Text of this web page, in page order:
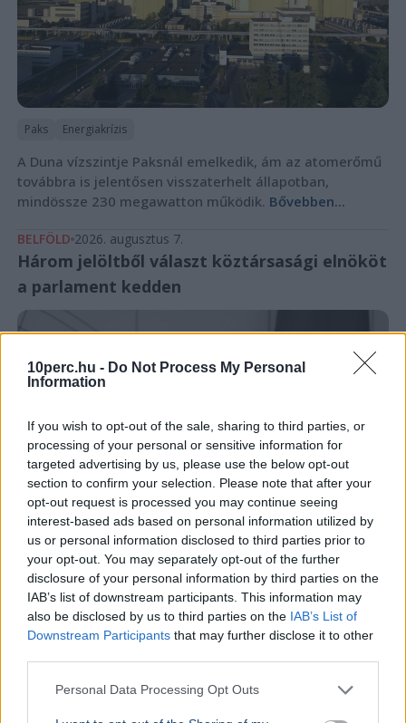
10perc.hu - Do Not Process My Personal
Information
If you wish to opt-out of the sale, sharing to third parties, or
processing of your personal or sensitive information for
targeted advertising by us, please use the below opt-out
section to confirm your selection. Please note that after your
opt-out request is processed you may continue seeing
interest-based ads based on personal information utilized by
us or personal information disclosed to third parties prior to
your opt-out. You may separately opt-out of the further
disclosure of your personal information by third parties on the
IAB’s list of downstream participants. This information may
also be disclosed by us to third parties on the IAB’s List of
Downstream Participants that may further disclose it to other
Personal Data Processing Opt Outs
Paks Energiakrízis
A Duna vízszintje Paksnál emelkedik, ám az atomerőmű
továbbra is jelentősen visszaterhelt állapotban,
mindössze 230 megawatton működik. Bővebben...
BELFÖLD 2026. augusztus 7.
Három jelöltből választ köztársasági elnököt
a parlament kedden